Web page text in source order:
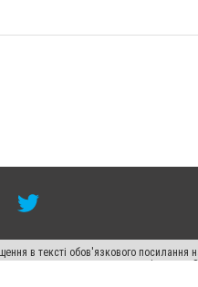
в тексті обов'язкового
виняткових прав переслідується